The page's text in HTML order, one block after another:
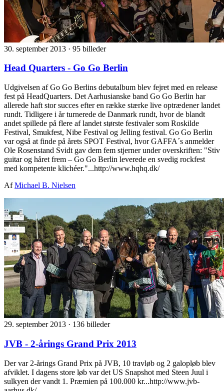
30. september 2013 · 95 billeder
Head Quarters - Go Go Berlin
Udgivelsen af Go Go Berlins debutalbum blev fejret med en release
fest på HeadQuarters. Det Aarhusianske band Go Go Berlin har
allerede haft stor succes efter en række stærke live optrædener landet
rundt. Tidligere i år turnerede de Danmark rundt, hvor de blandt
andet spillede på flere af landet største festivaler som Roskilde
Festival, Smukfest, Nibe Festival og Jelling festival. Go Go Berlin
var også at finde på årets SPOT Festival, hvor GAFFA´s anmelder
Ole Rosenstand Svidt gav dem fem stjerner under overskriften: "Stiv
guitar og håret frem – Go Go Berlin leverede en svedig rockfest
med kompetente klichéer."...http://www.hqhq.dk/
AfMichael B. Nielsen
29. september 2013 · 136 billeder
JVB - 2-årings Grand Prix 2013
Der var 2-årings Grand Prix på JVB, 10 travløb og 2 galopløb blev
afviklet. I dagens store løb var det US Snapshot med Steen Juul i
sulkyen der vandt 1. Præmien på 100.000 kr...http://www.jvb-